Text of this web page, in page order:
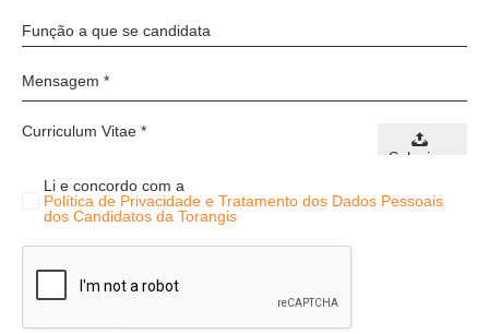
Curriculum Vitae *
Selecione
Li e concordo com a
Política de Privacidade e Tratamento dos Dados Pessoais
dos Candidatos da Torangis